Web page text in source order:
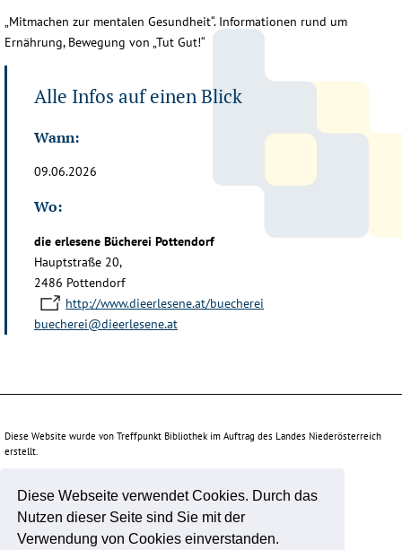
Diese Webseite verwendet Cookies. Durch das
Nutzen dieser Seite sind Sie mit der
Verwendung von Cookies einverstanden.
„Mitmachen zur mentalen Gesundheit“. Informationen rund um
Ernährung, Bewegung von „Tut Gut!“
Alle Infos auf einen Blick
Wann:
09.06.2026
Wo:
die erlesene Bücherei Pottendorf
Hauptstraße 20,
2486 Pottendorf
http://www.dieerlesene.at/buecherei
buecherei@dieerlesene.at
Diese Website wurde von Treffpunkt Bibliothek im Auftrag des Landes Niederösterreich
erstellt.
Unterstützt durch: